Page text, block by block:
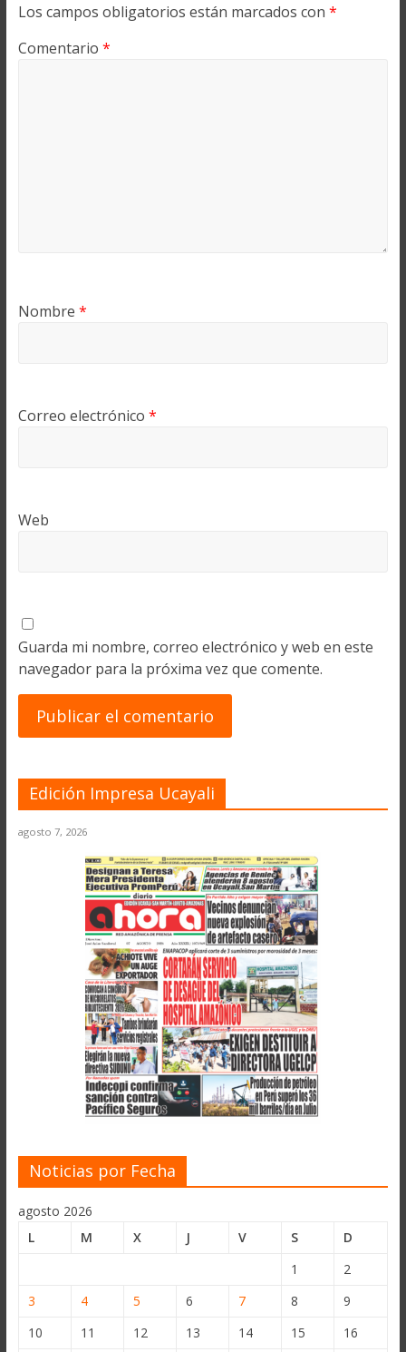
Los campos obligatorios están marcados con *
Comentario *
Nombre *
Correo electrónico *
Web
Guarda mi nombre, correo electrónico y web en este
navegador para la próxima vez que comente.
Edición Impresa Ucayali
agosto 7, 2026
Noticias por Fecha
agosto 2026
L
M X J V S
D
1
2
3
4 5 6 7 8
9
10
11 12 13 14 15
16